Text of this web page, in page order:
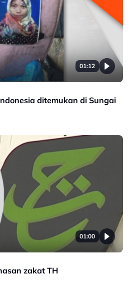
01:12
ditemukan di Sungai
01:00
zakat TH